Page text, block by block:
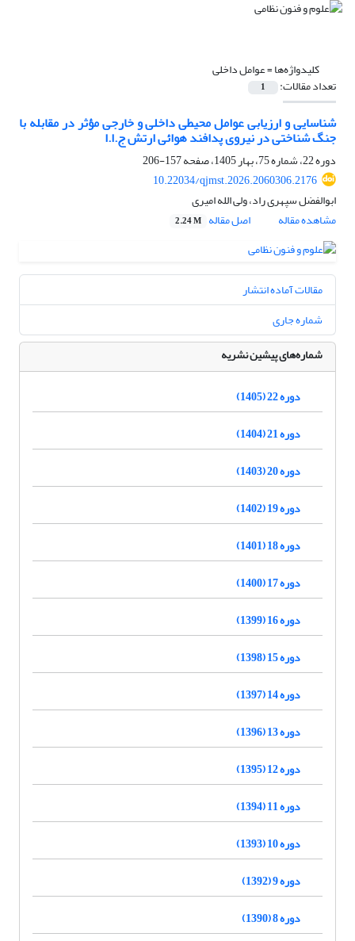
کلیدواژه‌ها =عوامل داخلی
تعداد مقالات: 1
شناسایی و ارزیابی عوامل محیطی داخلی و خارجی مؤثر در مقابله با
جنگ شناختی در نیروی پدافند هوائی ارتش ج.ا.ا
دوره 22، شماره 75، بهار 1405، صفحه
157-206
10.22034/qjmst.2026.2060306.2176
ابوالفضل سپهری راد، ولی الله امیری
مشاهده مقاله
اصل مقاله 2.24 M
مقالات آماده انتشار
شماره جاری
شماره‌های پیشین نشریه
دوره 22 (1405)
دوره 21 (1404)
دوره 20 (1403)
دوره 19 (1402)
دوره 18 (1401)
دوره 17 (1400)
دوره 16 (1399)
دوره 15 (1398)
دوره 14 (1397)
دوره 13 (1396)
دوره 12 (1395)
دوره 11 (1394)
دوره 10 (1393)
دوره 9 (1392)
دوره 8 (1390)